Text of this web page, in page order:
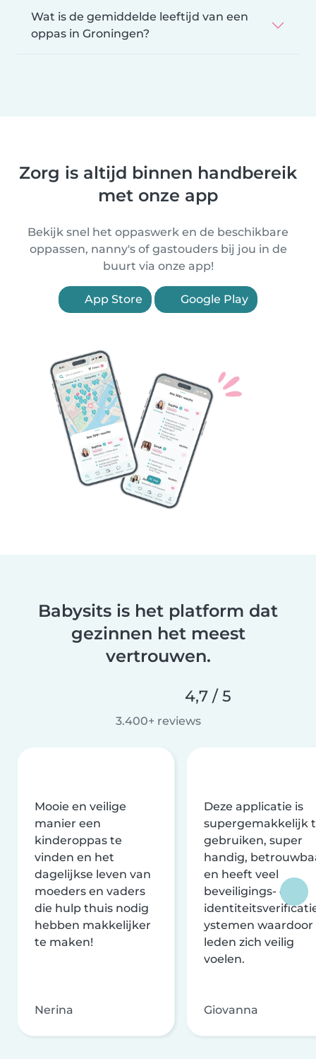
Wat is de gemiddelde leeftijd van een
oppas in Groningen?
Zorg is altijd binnen handbereik
met onze app
Bekijk snel het oppaswerk en de beschikbare
oppassen, nanny's of gastouders bij jou in de
buurt via onze app!
App Store Google Play
Babysits is het platform dat
gezinnen het meest
vertrouwen.
4,7 / 5
3.400+ reviews
Mooie en veilige
manier een
kinderoppas te
vinden en het
dagelijkse leven van
moeders en vaders
die hulp thuis nodig
hebben makkelijker
te maken!
Nerina
Deze applicatie is
supergemakkelijk
gebruiken, super
handig,
en heeft veel
beveiligings- en
ystemen waardoor
leden zich veilig
voelen.
Giovanna